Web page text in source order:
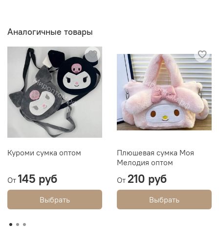
Аналогичные товары
Куроми сумка оптом
От 145 руб
Выбрать
Плюшевая сумка Моя
Мелодия оптом
От 210 руб
Выбрать